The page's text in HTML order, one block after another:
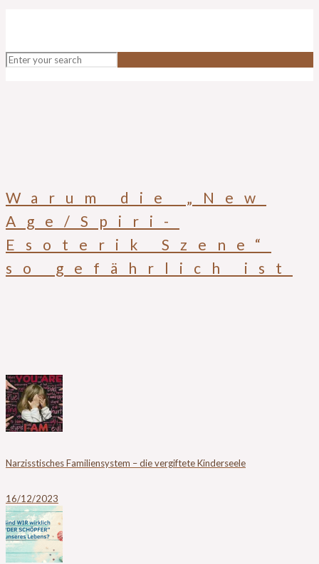
Warum die „New
Age/Spiri-
Esoterik Szene“
so gefährlich ist
Narzisstisches Familiensystem – die vergiftete Kinderseele
16/12/2023